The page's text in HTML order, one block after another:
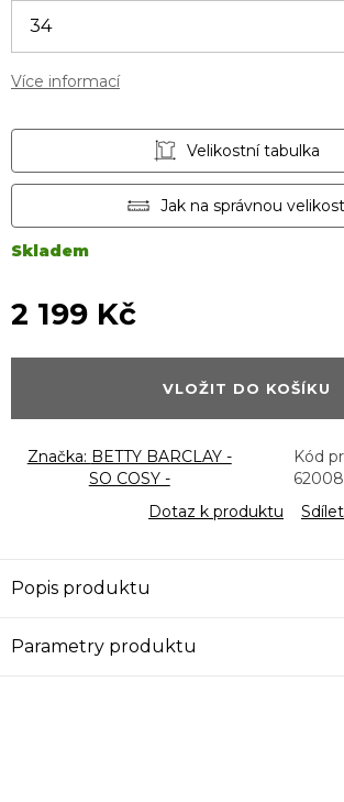
Více informací
Velikostní tabulka
Jak na správnou velikost
Skladem
2 199 Kč
cena:
VLOŽIT DO KOŠÍKU
Značka: BETTY BARCLAY -
SO COSY -
Kód
Dotaz k produktu
Sdílet
Popis produktu
Parametry produktu